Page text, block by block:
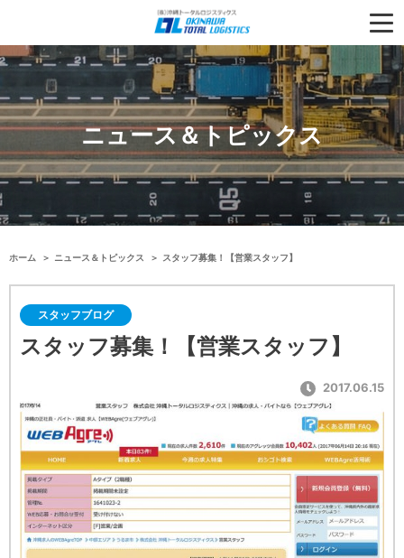
ニュース＆トピックス
ホーム ニュース＆トピックス スタッフ募集！【営業スタッフ】
スタッフブログ
スタッフ募集！【営業スタッフ】
2017.06.15